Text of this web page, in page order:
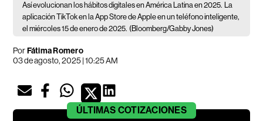
Así evolucionan los hábitos digitales en América Latina en 2025. La
aplicación TikTok en la App Store de Apple en un teléfono inteligente,
el miércoles 15 de enero de 2025. (Bloomberg/Gabby Jones)
PorFátima Romero
03 de agosto, 2025 | 10:25 AM
ÚLTIMAS COTIZACIONES